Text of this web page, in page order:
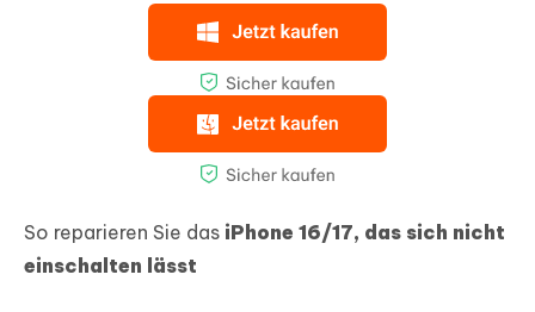
So reparieren Sie das iPhone 16/17, das sich nicht
einschalten lässt